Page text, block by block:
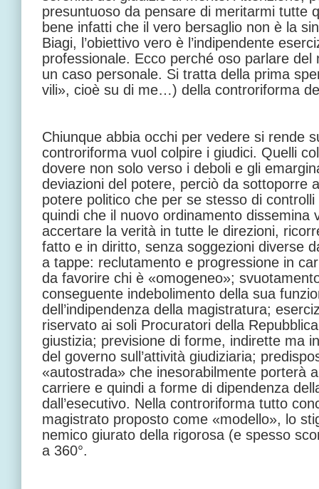
presuntuoso da pensare di meritarmi tutte
bene infatti che il vero bersaglio non è la
Biagi, l’obiettivo vero è l’indipendente
professionale. Ecco perché oso parlare
un caso personale. Si tratta della prima
vili», cioè su di me…) della controriforma
Chiunque abbia occhi per vedere si rende
controriforma vuol colpire i giudici. Quelli
dovere non solo verso i deboli e gli
deviazioni del potere, perciò da sottoporre
potere politico che per se stesso di
quindi che il nuovo ordinamento dissemina
accertare la verità in tutte le direzioni,
fatto e in diritto, senza soggezioni diverse
a tappe: reclutamento e progressione in
da favorire chi è «omogeneo»;
conseguente indebolimento della sua
dell’indipendenza della magistratura;
riservato ai soli Procuratori della
giustizia; previsione di forme, indirette ma
del governo sull’attività giudiziaria;
«autostrada» che inesorabilmente porterà
carriere e quindi a forme di dipendenza
dall’esecutivo. Nella controriforma tutto
magistrato proposto come «modello», lo
nemico giurato della rigorosa (e spesso
a 360°.